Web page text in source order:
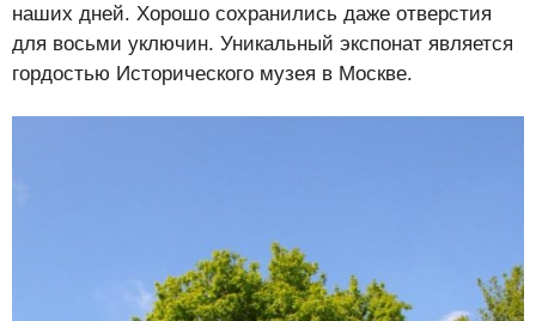
наших дней. Хорошо сохранились даже отверстия
для восьми уключин. Уникальный экспонат является
гордостью Исторического музея в Москве.